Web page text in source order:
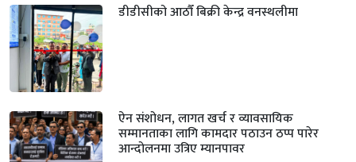
डीडीसीको आठौँ बिक्री केन्द्र वनस्थलीमा
ऐन संशोधन, लागत खर्च र व्यावसायिक
सम्मानताका लागि कामदार पठाउन ठप्प पारेर
आन्दोलनमा उत्रिए म्यानपावर